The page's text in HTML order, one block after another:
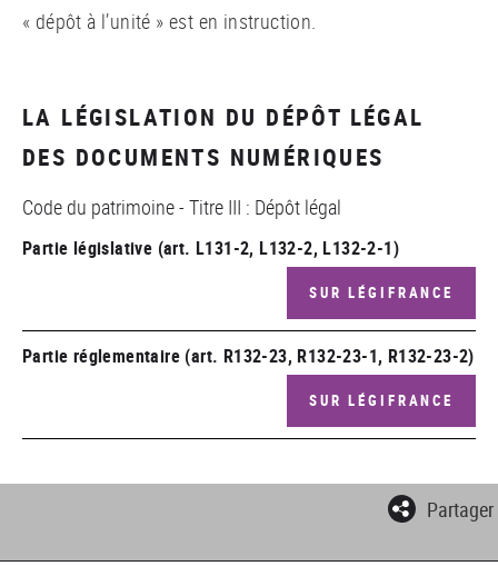
« dépôt à l’unité » est en instruction.
LA LÉGISLATION DU DÉPÔT LÉGAL
DES DOCUMENTS NUMÉRIQUES
Code du patrimoine - Titre III : Dépôt légal
Partie législative (art. L131-2, L132-2, L132-2-1)
SUR LÉGIFRANCE
Partie réglementaire (art. R132-23, R132-23-1, R132-23-2)
SUR LÉGIFRANCE
Partager